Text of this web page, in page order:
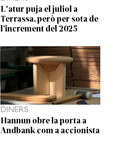
L'atur puja el juliol a
Terrassa, però per sota de
l’increment del 2025
DINERS
Hannun obre la porta a
Andbank com a accionista